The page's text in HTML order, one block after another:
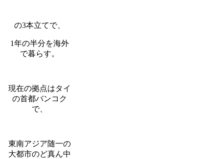
の3本立てで、
1年の半分を海外
で暮らす。
現在の拠点はタイ
の首都バンコク
で、
東南アジア随一の
大都市のど真ん中